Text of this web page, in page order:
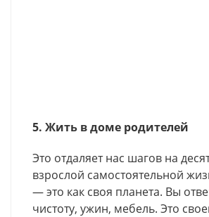
5. Жить в доме родителей
Это отдаляет нас шагов на
взрослой самостоятельной
— это как своя планета. Вы
чистоту, ужин, мебель. Это